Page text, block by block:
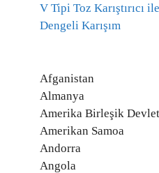
V Tipi Toz Karıştırıcı
Dengeli Karışım
Afganistan
Almanya
Amerika Birleşik
Amerikan Samoa
Andorra
Angola